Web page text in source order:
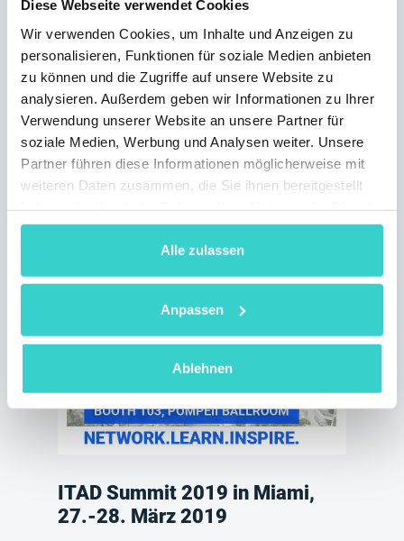
Diese Webseite verwendet Cookies
Wir verwenden Cookies, um Inhalte und Anzeigen zu
personalisieren, Funktionen für soziale Medien anbieten
zu können und die Zugriffe auf unsere Website zu
analysieren. Außerdem geben wir Informationen zu Ihrer
Verwendung unserer Website an unsere Partner für
soziale Medien, Werbung und Analysen weiter. Unsere
Partner führen diese Informationen möglicherweise mit
weiteren Daten zusammen, die Sie ihnen bereitgestellt
gesammelt haben.
Alle zulassen
Anpassen
Ablehnen
NSYS Test App ist im AppStore
und bei Google Play erhältlich
Mittwoch 13 März 2019
NSYS Group Team
NSYS Test, eine App zur Handy-Diagnose, ist
jetzt im AppStore und bei Google Play
verfügbar! Prüfen Sie alle Funktionen
innerhalb einer Minute: Netzwerk, LCD, Akku,
Wi-Fi, Audio, Tasten, Sensoren, Kameras, etc.
ITAD Summit 2019 in Miami,
27.-28. März 2019